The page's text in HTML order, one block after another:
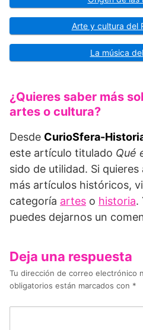
Arte y cultura del
La música
¿Quieres saber más
artes o cultura?
Desde CurioSfera-
este artículo titulado Qué
sido de utilidad. Si quieres
más artículos históricos,
categoría artes o historia.
puedes dejarnos un
Deja una respuesta
Tu dirección de correo electrónico
obligatorios están marcados con *